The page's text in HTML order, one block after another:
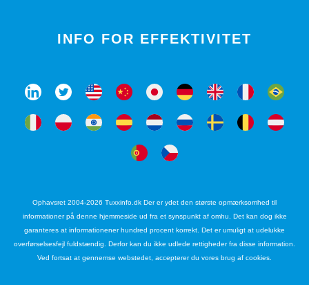
INFO FOR EFFEKTIVITET
Ophavsret 2004-2026 Tuxxinfo.dk Der er ydet den største opmærksomhed til
informationer på denne hjemmeside ud fra et synspunkt af omhu. Det kan dog ikke
garanteres at informationener hundred procent korrekt. Det er umuligt at udelukke
overførselsesfejl fuldstændig. Derfor kan du ikke udlede rettigheder fra disse information.
Ved fortsat at gennemse webstedet, accepterer du vores brug af cookies.